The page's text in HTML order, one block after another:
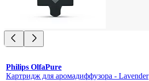
Philips OlfaPure
Картридж для аромадиффузора - Lavender